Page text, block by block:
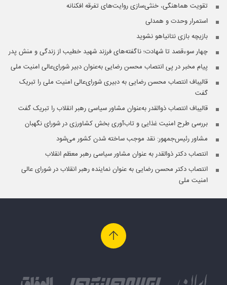
تقویت هماهنگی، خنثی‌سازی روایت‌های تفرقه افکنانه
استمرار وحدت و همدلی
بازیچه بازی نتانیاهو نشوید
چهار سوءقصد تا شهادت؛ ناگفته‌های فرزند شهید خطیب از زندگی و منش پدر
پیام مخبر در پی انتصاب محسن رضایی به‌عنوان دبیر شورای‌عالی امنیت ملی
قالیباف انتصاب محسن رضایی به دبیری شورای‌عالی امنیت ملی را تبریک
گفت
قالیباف انتصاب ذوالقدر به‌عنوان مشاور سیاسی رهبر انقلاب را تبریک گفت
بررسی طرح امنیت غذایی و تاب‌آوری بخش کشاورزی در شورای نگهبان
مشاور رئیس‌جمهور: نقد موجب ساخته شدن کشور می‌شود
انتصاب دکتر ذوالقدر به عنوان مشاور سیاسی رهبر معظم انقلاب
انتصاب دکتر محسن رضایی به عنوان نماینده رهبر انقلاب در شورای عالی
امنیت ملی